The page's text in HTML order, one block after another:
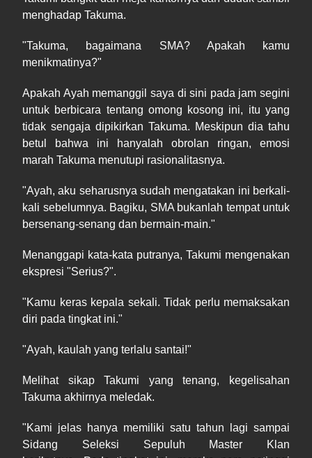
menghadap Takuma.
"Takuma, bagaimana SMA? Apakah kamu
menikmatinya?"
Apakah Ayah memanggil saya di sini pada jam segini
untuk berbicara tentang omong kosong ini, itu yang
tidak sengaja dipikirkan Takuma. Meskipun dia tahu
betul bahwa ini hanyalah obrolan ringan, emosi
marah Takuma menutupi rasionalitasnya.
"Ayah, aku seharusnya sudah mengatakan ini berkali-
kali sebelumnya. Bagiku, SMA bukanlah tempat untuk
bersenang-senang dan bermain-main."
Menanggapi kata-kata putranya, Takumi mengenakan
ekspresi "Serius?".
"Kamu keras kepala sekali. Tidak perlu memaksakan
diri pada tingkat ini."
"Ayah, kaulah yang terlalu santai!"
Melihat sikap Takumi yang tenang, kegelisahan
Takuma akhirnya meledak.
"Kami jelas hanya memiliki satu tahun lagi sampai
Sidang Seleksi Sepuluh Master Klan